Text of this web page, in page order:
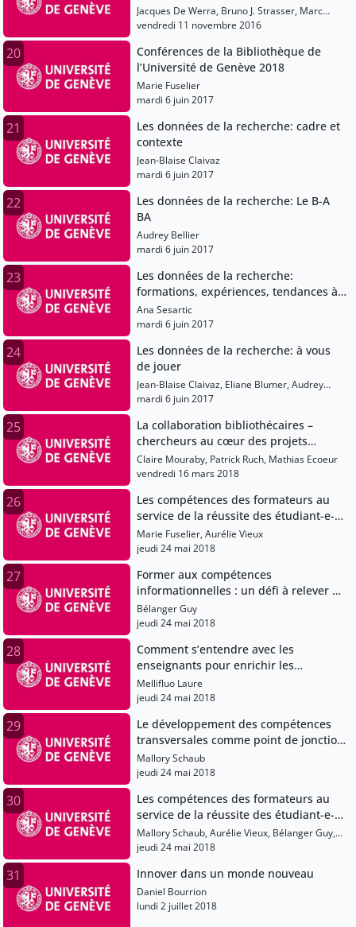
Jacques De Werra, Bruno J. Strasser, Marc
Robinson-Rechavi, Richard Dumont, Axel
vendredi 11 novembre 2016
20
Conférences de la Bibliothèque de
l’Université de Genève 2018
Marie Fuselier
mardi 6 juin 2017
21
Les données de la recherche: cadre et
contexte
Jean-Blaise Claivaz
mardi 6 juin 2017
22
Les données de la recherche: Le B-A
BA
Audrey Bellier
mardi 6 juin 2017
23
Les données de la recherche:
formations, expériences, tendances à
l'ETH Zurich
Ana Sesartic
mardi 6 juin 2017
24
Les données de la recherche: à vous
de jouer
Jean-Blaise Claivaz, Eliane Blumer, Audrey
Bellier, Ana Sesartic
mardi 6 juin 2017
25
La collaboration bibliothécaires –
chercheurs au cœur des projets
d’humanités numériques
Claire Mouraby, Patrick Ruch, Mathias Ecoeur
vendredi 16 mars 2018
26
Les compétences des formateurs au
service de la réussite des étudiant-e-s:
introduction
Marie Fuselier, Aurélie Vieux
jeudi 24 mai 2018
27
Former aux compétences
informationnelles : un défi à relever en
équipe !
Bélanger Guy
jeudi 24 mai 2018
28
Comment s’entendre avec les
enseignants pour enrichir les
formations aux compétences
informationnelles ?
Mellifluo Laure
jeudi 24 mai 2018
29
Le développement des compétences
transversales comme point de jonction
entre facultés et services communs de
l’Université
Mallory Schaub
jeudi 24 mai 2018
30
Les compétences des formateurs au
service de la réussite des étudiant-e-s:
échanges et discussion
Mallory Schaub, Aurélie Vieux, Bélanger Guy,
Mellifluo Laure
jeudi 24 mai 2018
31 Innover dans un monde nouveau
Daniel Bourrion
lundi 2 juillet 2018